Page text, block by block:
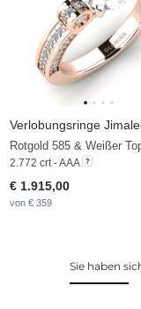
Verlobungsringe
2.772 crt - AAA
€ 1.915,00
von € 359
Sie haben